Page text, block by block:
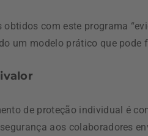
obtidos com este programa
um modelo prático que pode
de proteção individual é
aos colaboradores